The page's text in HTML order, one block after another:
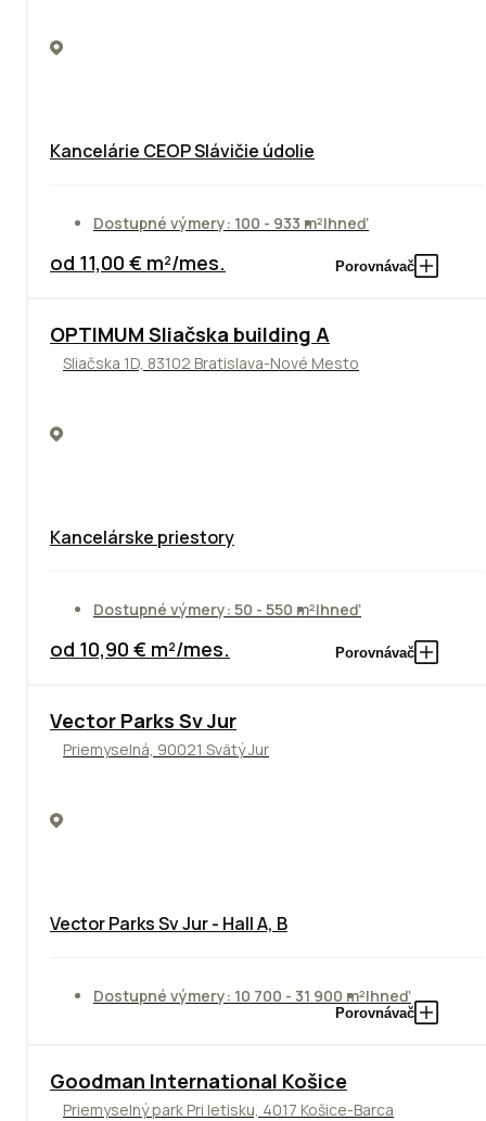
Kancelárie CEOP Slávičie údolie
Dostupné výmery: 100 - 933 m²Ihneď
od 11,00 € m²/mes. Porovnávač
OPTIMUM Sliačska building A
Sliačska 1D, 83102 Bratislava-Nové Mesto
Kancelárske priestory
Dostupné výmery: 50 - 550 m²Ihneď
od 10,90 € m²/mes. Porovnávač
Vector Parks Sv Jur
Priemyselná, 90021 Svätý Jur
Vector Parks Sv Jur - Hall A, B
Dostupné výmery: 10 700 - 31 900 m²Ihneď
Porovnávač
Goodman International Košice
Priemyselný park Pri letisku, 4017 Košice-Barca